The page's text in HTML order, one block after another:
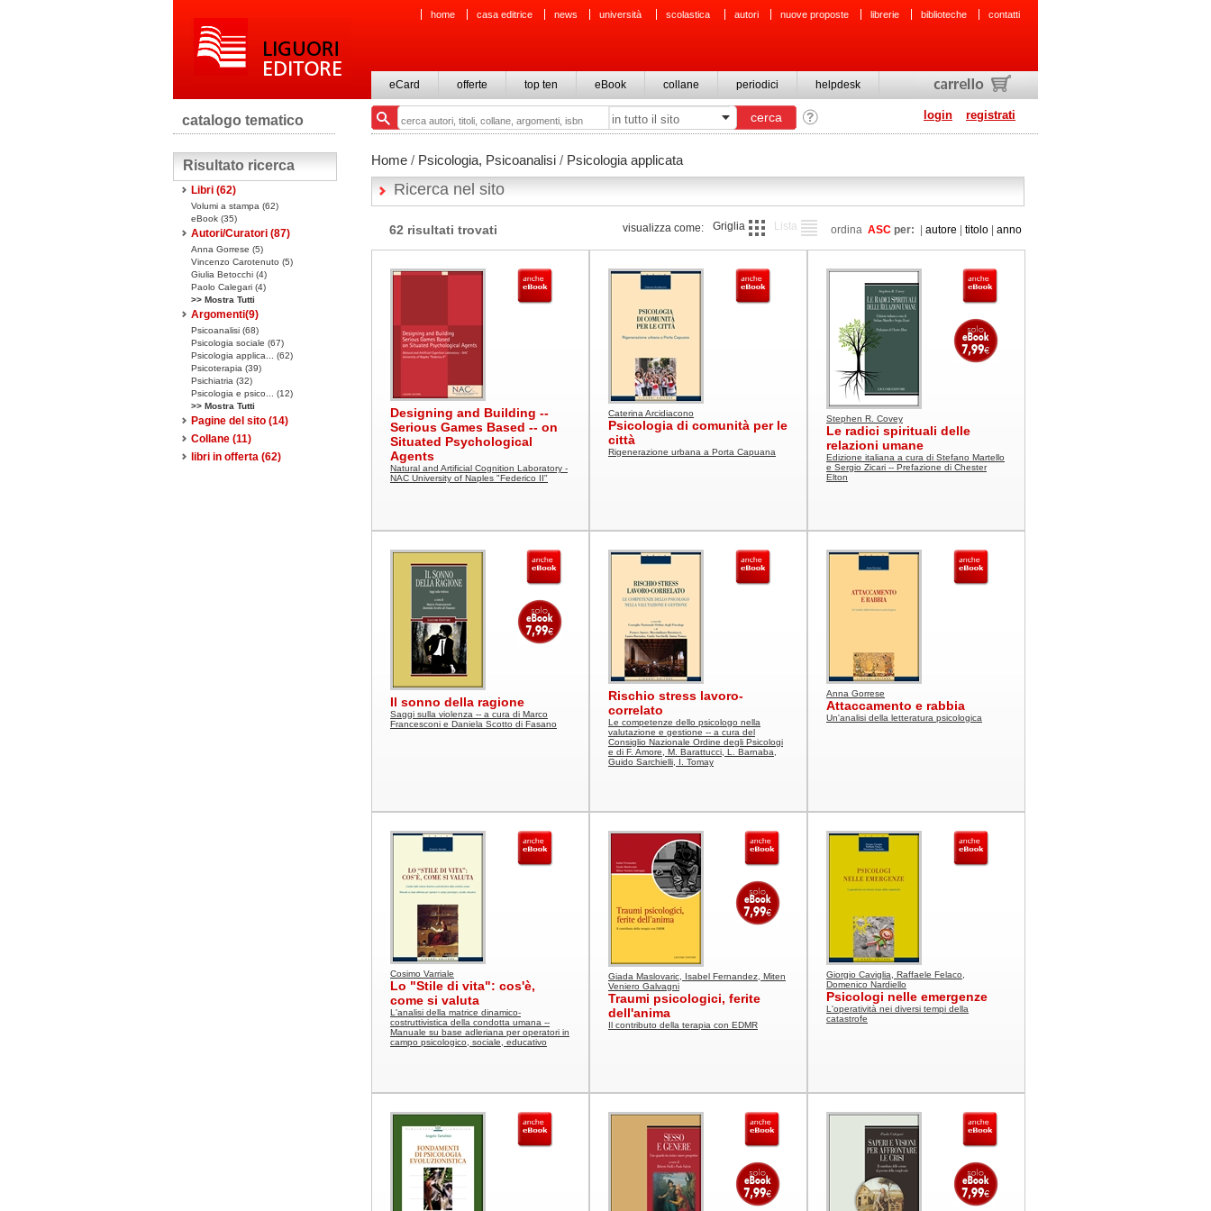
home casa editrice news università scolastica autori nuove proposte librerie biblioteche contatti
eCard offerte top ten eBook collane periodici helpdesk
login registrati
catalogo tematico
Risultato ricerca
Libri (62)
Volumi a stampa (62)
eBook (35)
Autori/Curatori (87)
Anna Gorrese (5)
Vincenzo Carotenuto (5)
Giulia Betocchi (4)
Paolo Calegari (4)
>> Mostra Tutti
Argomenti(9)
Psicoanalisi (68)
Psicologia sociale (67)
Psicologia applica... (62)
Psicoterapia (39)
Psichiatria (32)
Psicologia e psico... (12)
>> Mostra Tutti
Pagine del sito (14)
Collane (11)
libri in offerta (62)
Home / Psicologia, Psicoanalisi / Psicologia applicata
Ricerca nel sito
62 risultati trovati visualizza come: Griglia Lista ordina ASC per: autore titolo anno
Designing and Building --
Serious Games Based -- on
Situated Psychological
Agents
Natural and Artificial Cognition Laboratory -
NAC University of Naples "Federico II"
Caterina Arcidiacono
Psicologia di comunità per le
città
Rigenerazione urbana a Porta Capuana
Stephen R. Covey
Le radici spirituali delle
relazioni umane
Edizione italiana a cura di Stefano Martello
e Sergio Zicari -- Prefazione di Chester
Elton
Il sonno della ragione
Saggi sulla violenza -- a cura di Marco
Francesconi e Daniela Scotto di Fasano
Rischio stress lavoro-
correlato
Le competenze dello psicologo nella
valutazione e gestione -- a cura del
Consiglio Nazionale Ordine degli Psicologi
e di F. Amore, M. Barattucci, L. Barnaba,
Guido Sarchielli, I. Tomay
Anna Gorrese
Attaccamento e rabbia
Un'analisi della letteratura psicologica
Cosimo Varriale
Lo "Stile di vita": cos'è,
come si valuta
L'analisi della matrice dinamico-
costruttivistica della condotta umana --
Manuale su base adleriana per operatori in
campo psicologico, sociale, educativo
Giada Maslovaric, Isabel Fernandez, Miten
Veniero Galvagni
Traumi psicologici, ferite
dell'anima
Il contributo della terapia con EDMR
Giorgio Caviglia, Raffaele Felaco,
Domenico Nardiello
Psicologi nelle emergenze
L'operatività nei diversi tempi della
catastrofe